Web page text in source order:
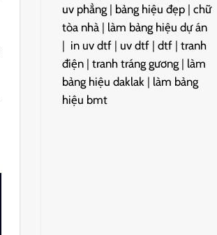
uv phẳng| bảng hiệu đẹp| chữ
tòa nhà| làm bảng hiệu dự án
| in uv dtf| uv dtf| dtf| tranh
điện| tranh tráng gương| làm
bảng hiệu daklak| làm bảng
hiệu bmt